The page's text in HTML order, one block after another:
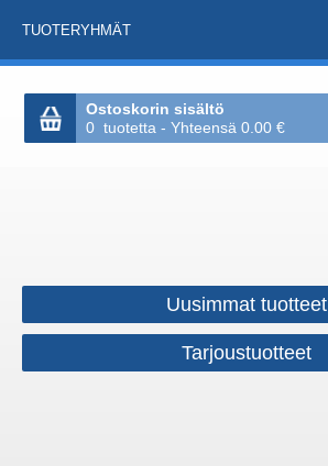
TUOTERYHMÄT
Ostoskorin sisältö
0 tuotetta - Yhteensä 0.00 €
Uusimmat tuotteet
Tarjoustuotteet